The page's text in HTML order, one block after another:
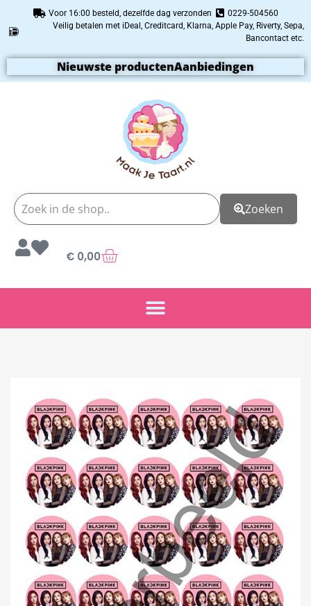
Voor 16:00 besteld, dezelfde dag verzonden
0229-504560
Veilig betalen met iDeal, Creditcard, Klarna, Apple Pay, Riverty, Sepa,
Bancontact etc.
Nieuwste productenAanbiedingen
Zoeken
€ 0,00